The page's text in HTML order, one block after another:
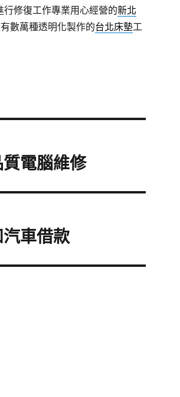
修復工作專業用心經營的新北
數萬種透明化製作的台北床墊工
電腦維修
車借款